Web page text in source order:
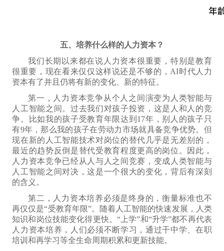
五、培养什么样的人力资本？
我们长期以来都在说人力资本很重要，特别是教育
很重要，现在看来仅仅这样说还是不够的，AI时代人力
资本有了并且仍将有新的变化、 新的特征。
第一，人力资本竞争从个人之间演变为人类智能与
人工智能之间。过去我们对孩子投资，这是人和人的竞
争。比如我的孩子受教育年限达到17年，别人的孩子只
有9年，那么我的孩子在劳动力市场就具备竞争优势。但
现在新的人工智能技术对岗位的替代 几乎是无差别的，
最近的趋势反倒 是替代受教育程度更高的岗位。因此，
人力资本竞争已经从人与人 之间竞赛， 变成人类智能与
人工智能之间对决 ，这是一个很大的变化，背后有深刻
的含义。
第二，人力资本培养必须是终身的，衡量标准也不
再仅仅是“受教育年限”。随着人工智能的快速发展，人类
知识和岗位技能变化得更快。“ 上学”和“升学”都不再代表
人力资本培养 ，人们必须不断学习，通过干中学、在职
培训和再学习等全生命周期积累和更新技能。